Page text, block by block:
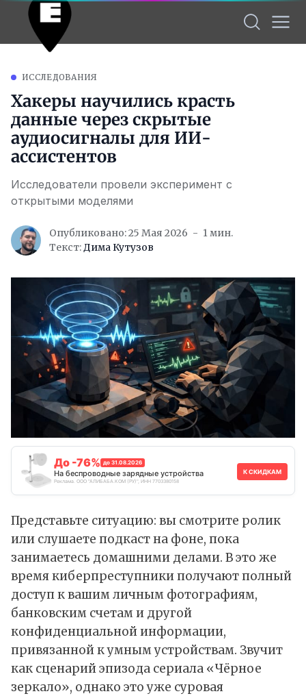
ИССЛЕДОВАНИЯ
Хакеры научились красть
данные через скрытые
аудиосигналы для ИИ-
ассистентов
Исследователи провели эксперимент с
открытыми моделями
Опубликовано: 25 Мая 2026
1 мин.
Текст:Дима Кутузов
До -76% до 31.08.2026
На беспроводные зарядные устройства
Реклама. ООО "АЛИБАБА.КОМ (РУ)", ИНН 7703380158
К СКИДКАМ
Представьте ситуацию: вы смотрите ролик
или слушаете подкаст на фоне, пока
занимаетесь домашними делами. В это же
время киберпреступники получают полный
доступ к вашим личным фотографиям,
банковским счетам и другой
конфиденциальной информации,
привязанной к умным устройствам. Звучит
как сценарий эпизода сериала «Чёрное
зеркало», однако это уже суровая